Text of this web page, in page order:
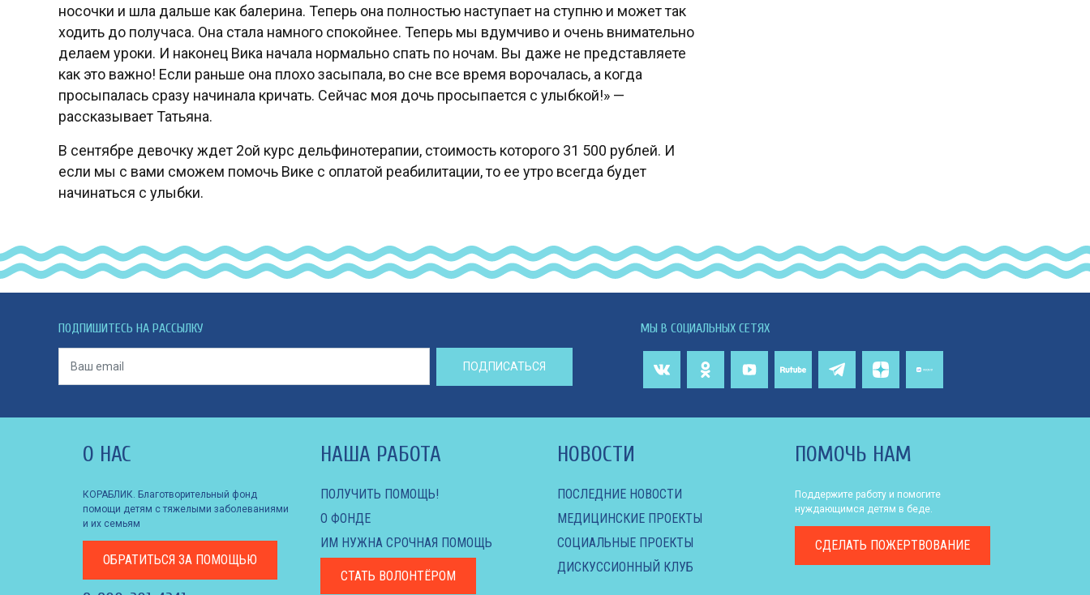
носочки и шла дальше как балерина. Теперь она полностью наступает на ступню и может так
ходить до получаса. Она стала намного спокойнее. Теперь мы вдумчиво и очень внимательно
делаем уроки. И наконец Вика начала нормально спать по ночам. Вы даже не представляете
как это важно! Если раньше она плохо засыпала, во сне все время ворочалась, а когда
просыпалась сразу начинала кричать. Сейчас моя дочь просыпается с улыбкой!» —
рассказывает Татьяна.
В сентябре девочку ждет 2ой курс дельфинотерапии, стоимость которого 31 500 рублей. И
если мы с вами сможем помочь Вике с оплатой реабилитации, то ее утро всегда будет
начинаться с улыбки.
ПОДПИШИТЕСЬ НА РАССЫЛКУ
ПОДПИСАТЬСЯ
МЫ В СОЦИАЛЬНЫХ СЕТЯХ
О НАС
КОРАБЛИК. Благотворительный фонд
помощи детям с тяжелыми заболеваниями
и их семьям
ОБРАТИТЬСЯ ЗА ПОМОЩЬЮ
НАША РАБОТА
ПОЛУЧИТЬ ПОМОЩЬ!
О ФОНДЕ
ИМ НУЖНА СРОЧНАЯ ПОМОЩЬ
СТАТЬ ВОЛОНТЁРОМ
НОВОСТИ
ПОСЛЕДНИЕ НОВОСТИ
МЕДИЦИНСКИЕ ПРОЕКТЫ
СОЦИАЛЬНЫЕ ПРОЕКТЫ
ДИСКУССИОННЫЙ КЛУБ
ПОМОЧЬ НАМ
Поддержите работу и помогите
нуждающимся детям в беде.
СДЕЛАТЬ ПОЖЕРТВОВАНИЕ